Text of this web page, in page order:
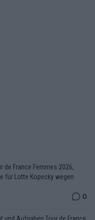
de France Femmes 2026,
für Lotte Kopecky wegen
0